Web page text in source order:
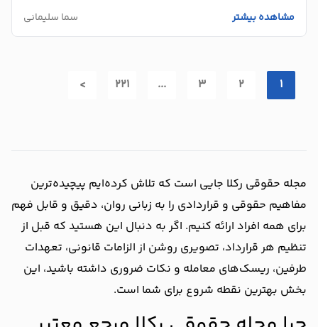
مشاهده بیشتر
سما سلیمانی
1
2
3
...
221
>
مجله حقوقی رکلا جایی است که تلاش کرده‌ایم پیچیده‌ترین
مفاهیم حقوقی و قراردادی را به زبانی روان، دقیق و قابل فهم
برای همه افراد ارائه کنیم. اگر به دنبال این هستید که قبل از
تنظیم هر قرارداد، تصویری روشن از الزامات قانونی، تعهدات
طرفین، ریسک‌های معامله و نکات ضروری داشته باشید، این
بخش بهترین نقطه شروع برای شما است.